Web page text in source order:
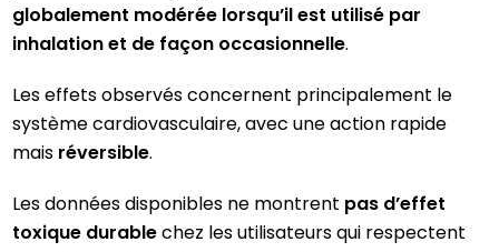
globalement modérée lorsqu’il est utilisé par
inhalation et de façon occasionnelle.
Les effets observés concernent principalement le
système cardiovasculaire, avec une action rapide
mais réversible.
Les données disponibles ne montrent pas d’effet
toxique durablechez les utilisateurs qui respectent